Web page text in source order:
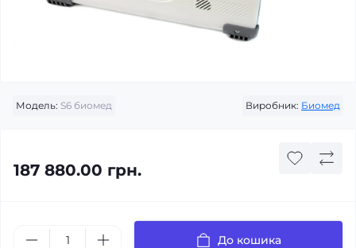
Модель: S6 биомед Виробник: Биомед
187 880.00 грн.
До кошика